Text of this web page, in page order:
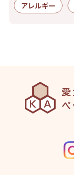
アレルギー